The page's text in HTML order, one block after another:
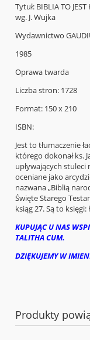
Tytuł: BIBLIA TO
wg. J. Wujka
Wydawnictwo
1985
Oprawa twarda
Liczba stron: 1728
Format: 150 x 210
ISBN:
Jest to tłumaczenie
którego dokonał ks.
upływających stuleci
oceniane jako
nazwana „Biblią
Święte Starego
ksiąg 27. Są to
KUPUJĄC U NAS
TALITHA CUM.
DZIĘKUJEMY W
Produkty